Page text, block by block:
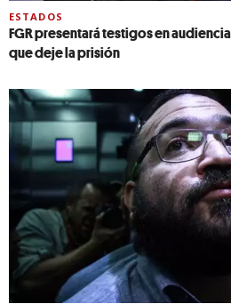
ESTADOS
FGR presentará testigos en
que deje la prisión